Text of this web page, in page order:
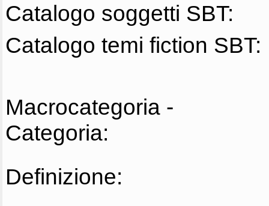
Catalogo soggetti SBT:
Catalogo temi fiction SBT:
Macrocategoria -
Categoria:
Definizione: